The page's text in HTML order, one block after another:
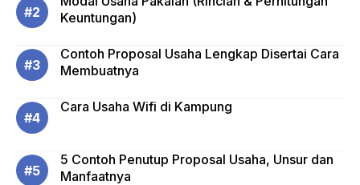
Keuntungan)
Contoh Proposal Usaha Lengkap Disertai Cara
Membuatnya
Cara Usaha Wifi di Kampung
5 Contoh Penutup Proposal Usaha, Unsur dan
Manfaatnya